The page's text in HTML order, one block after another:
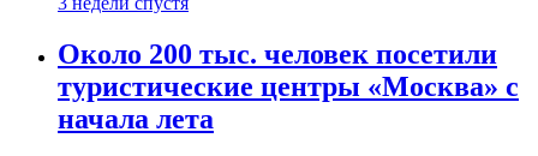
Около 200 тыс. человек посетили
туристические центры «Москва» с
начала лета